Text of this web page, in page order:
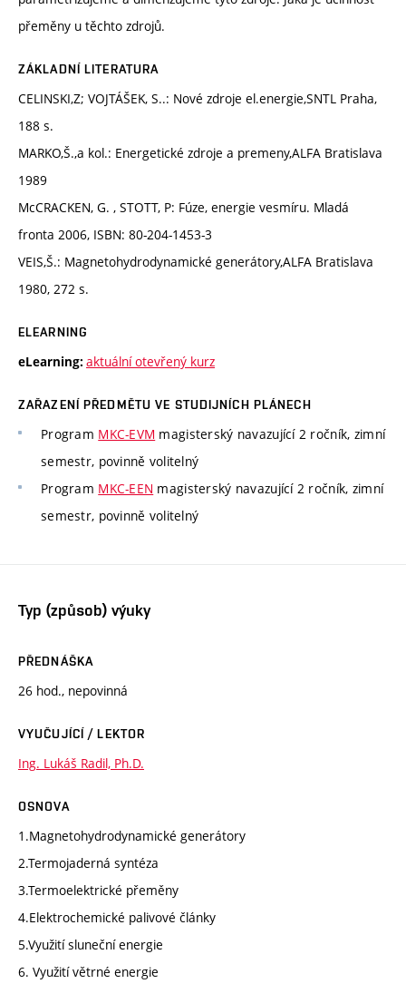
přeměny u těchto zdrojů.
ZÁKLADNÍ LITERATURA
CELINSKI,Z; VOJTÁŠEK, S..: Nové zdroje el.energie,SNTL Praha,
188 s.
MARKO,Š.,a kol.: Energetické zdroje a premeny,ALFA Bratislava
1989
McCRACKEN, G. , STOTT, P: Fúze, energie vesmíru. Mladá
fronta 2006, ISBN: 80-204-1453-3
VEIS,Š.: Magnetohydrodynamické generátory,ALFA Bratislava
1980, 272 s.
ELEARNING
eLearning: aktuální otevřený kurz
ZAŘAZENÍ PŘEDMĚTU VE STUDIJNÍCH PLÁNECH
Program MKC-EVM magisterský navazující 2 ročník, zimní
semestr, povinně volitelný
Program MKC-EEN magisterský navazující 2 ročník, zimní
semestr, povinně volitelný
Typ (způsob) výuky
PŘEDNÁŠKA
26 hod., nepovinná
VYUČUJÍCÍ / LEKTOR
Ing. Lukáš Radil, Ph.D.
OSNOVA
1.Magnetohydrodynamické generátory
2.Termojaderná syntéza
3.Termoelektrické přeměny
4.Elektrochemické palivové články
5.Využití sluneční energie
6. Využití větrné energie